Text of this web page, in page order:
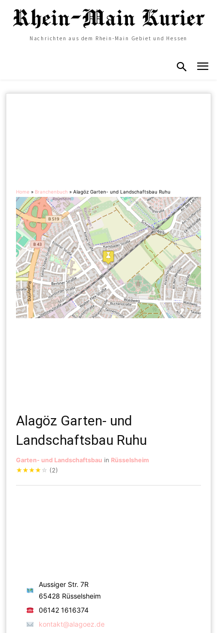
Nachrichten aus dem Rhein-Main Gebiet und Hessen
Home » Branchenbuch »Alagöz Garten- und Landschaftsbau Ruhu
Alagöz Garten- und
Landschaftsbau Ruhu
Garten- und Landschaftsbau in Rüsselsheim
★★★★ ☆ (2)
Aussiger Str. 7R
65428 Rüsselsheim
06142 1616374
kontakt@alagoez.de